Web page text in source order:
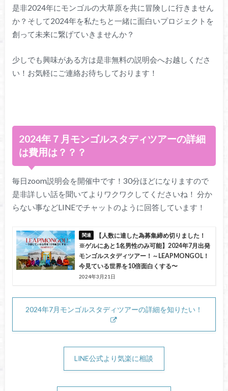
是非2024年にモンゴルの大草原を共に冒険しに行きません
か？そして2024年を私たちと一緒に面白いプロジェクトを
創って未来に繋げていきませんか？
少しでも興味がある方は是非無料の説明会へお越しくださ
い！お気軽にご連絡お待ちしております！
2024年７月モンゴルスタディツアーの詳細
は費用は？？？
毎日zoom説明会を開催中です！30分ほどになりますので
是非詳しい話を聞いてよりワクワクしてくださいね！ 分か
らない事などLINEでチャットのように回答しています！
【人数に達した為募集締め切りました！
※ゲルにあと1名男性のみ可能】2024年7月出発
モンゴルスタディツアー！～LEAPMONGOL！
今見ている世界を10倍面白くする〜
2024年3月21日
2024年7月モンゴルスタディツアーの詳細を知りたい！
LINE公式より気楽に相談